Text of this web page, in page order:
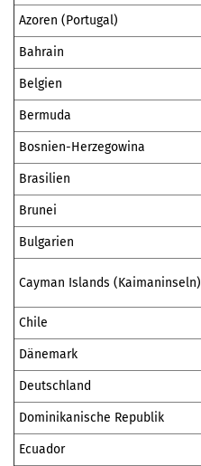
Azoren (Portugal)
Bahrain
Belgien
Bermuda
Bosnien-Herzegowina
Brasilien
Brunei
Bulgarien
Cayman Islands (Kaimaninseln)
Chile
Dänemark
Deutschland
Dominikanische Republik
Ecuador